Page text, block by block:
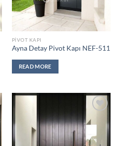
PIVOT KAPI
Ayna Detay Pivot Kapı NEF-511
READ MORE
Add to
wishlist